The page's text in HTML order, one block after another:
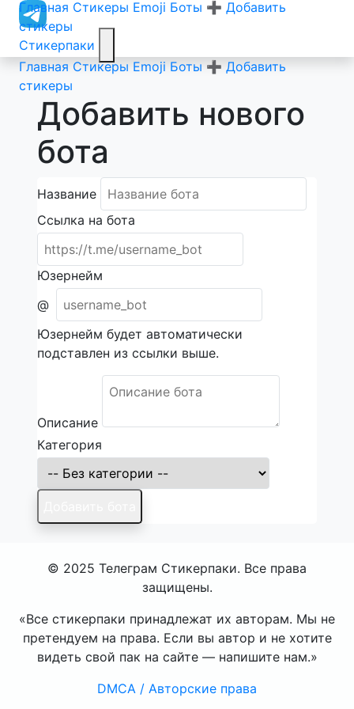
Стикерпаки
Главная Стикеры Emoji Боты ➕ Добавить
стикеры
Главная Стикеры Emoji Боты ➕ Добавить
стикеры
Добавить нового
бота
Название
Ссылка на бота
Юзернейм
@
Юзернейм будет автоматически
подставлен из ссылки выше.
Описание
Категория
© 2025 Телеграм Стикерпаки. Все права
защищены.
«Все стикерпаки принадлежат их авторам. Мы не
претендуем на права. Если вы автор и не хотите
видеть свой пак на сайте — напишите нам.»
DMCA / Авторские права